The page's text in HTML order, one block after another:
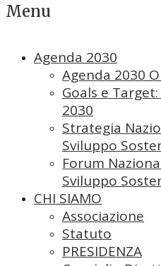
Menu
Agenda 2030
Agenda 2030
Goals e
2030
Strategia
Sviluppo
Forum
Sviluppo
CHI SIAMO
Associazione
Statuto
PRESIDENZA